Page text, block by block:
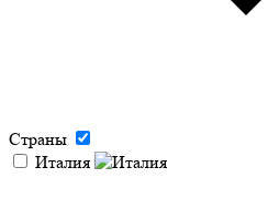
Страны
Италия